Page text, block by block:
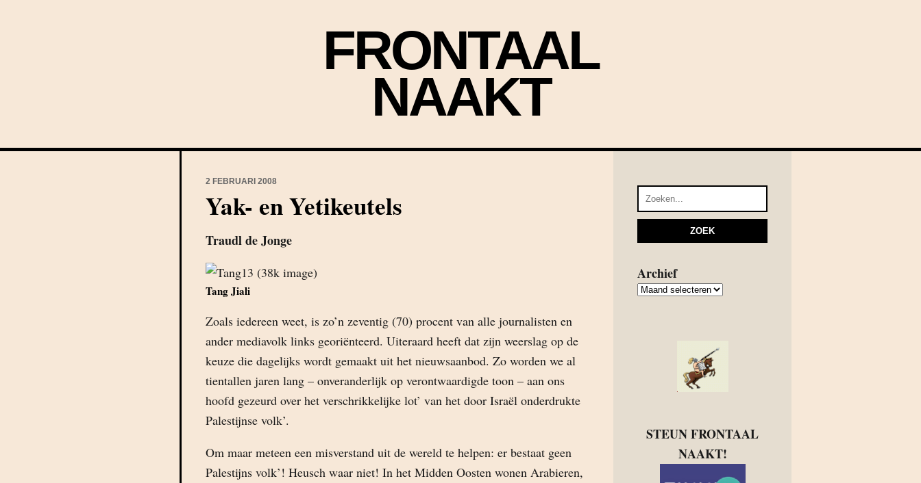
FRONTAAL
NAAKT
2 FEBRUARI 2008
Yak- en Yetikeutels
Traudl de Jonge
Tang Jiali
Zoals iedereen weet, is zo’n zeventig (70) procent van alle journalisten en
ander mediavolk links georiënteerd. Uiteraard heeft dat zijn weerslag op de
keuze die dagelijks wordt gemaakt uit het nieuwsaanbod. Zo worden we al
tientallen jaren lang – onveranderlijk op verontwaardigde toon – aan ons
hoofd gezeurd over het verschrikkelijke lot’ van het door Israël onderdrukte
Palestijnse volk’.
Om maar meteen een misverstand uit de wereld te helpen: er bestaat geen
Palestijns volk’! Heusch waar niet! In het Midden Oosten wonen Arabieren,
Archief
Archief
STEUN FRONTAAL
NAAKT!